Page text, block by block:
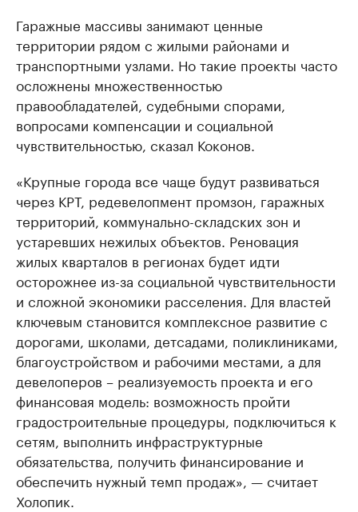
Гаражные массивы занимают ценные
территории рядом с жилыми районами и
транспортными узлами. Но такие проекты часто
осложнены множественностью
правообладателей, судебными спорами,
вопросами компенсации и социальной
чувствительностью, сказал Коконов.
«Крупные города все чаще будут развиваться
через КРТ, редевелопмент промзон, гаражных
территорий, коммунально-складских зон и
устаревших нежилых объектов. Реновация
жилых кварталов в регионах будет идти
осторожнее из-за социальной чувствительности
и сложной экономики расселения. Для властей
ключевым становится комплексное развитие с
дорогами, школами, детсадами, поликлиниками,
благоустройством и рабочими местами, а для
девелоперов – реализуемость проекта и его
финансовая модель: возможность пройти
градостроительные процедуры, подключиться к
сетям, выполнить инфраструктурные
обязательства, получить финансирование и
обеспечить нужный темп продаж», — считает
Холопик.